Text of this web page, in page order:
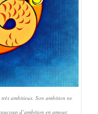
ambitieux. Son ambition ne
d’ambition en amour.